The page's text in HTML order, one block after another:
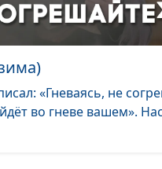
психолог
Юлия Синицына,
психолог
«Гневаясь, не
во гневе вашем».